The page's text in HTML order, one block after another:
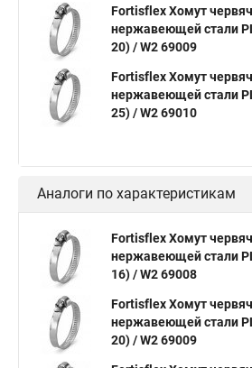
Хомут червячный мм
Хомуты для крепления трубопроводов
Хомут 2 мм Хомут 24137 80
Хомут 6 мм
Хомут 24
Номера хомутов Хомут обжимной
Хомут нейлоновый белый Хомут
Хомут червячный norma
Окпд 2 хомуты Хомут на 3д забор
Хомут нержавеющая сталь купить
Fortisflex Хомут
нержавеющей стали
20) / W2 69009
Fortisflex Хомут
нержавеющей стали
25) / W2 69010
Аналоги по характеристикам
Fortisflex Хомут
нержавеющей стали
16) / W2 69008
Fortisflex Хомут
нержавеющей стали
20) / W2 69009